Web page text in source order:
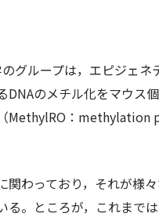
グループは，エピジェ
のメチル化をマウス
MethylRO：methylation
わっており，それが様
。ところが，これまで